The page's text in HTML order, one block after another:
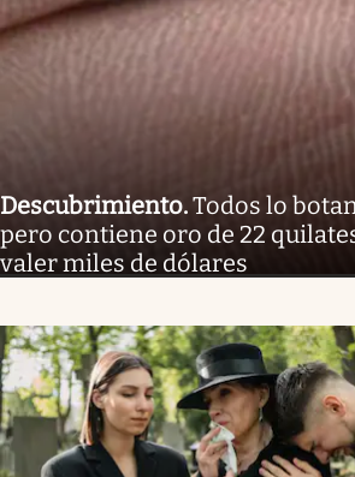
Descubrimiento.Todos lo
pero contiene oro de 22
valer miles de dólares